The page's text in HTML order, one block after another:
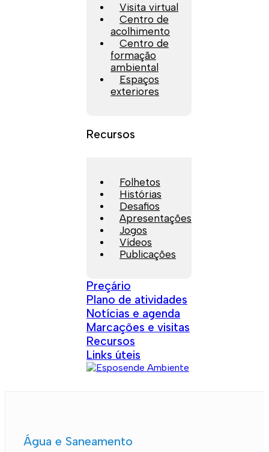
Visita virtual
Centro de
acolhimento
Centro de
formação
ambiental
Espaços
exteriores
Recursos
Folhetos
Histórias
Desafios
Apresentações
Jogos
Vídeos
Publicações
Preçário
Plano de atividades
Notícias e agenda
Marcações e visitas
Recursos
Links úteis
Água e Saneamento